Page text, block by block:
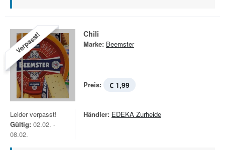
Verpasst! Chili
Marke: Beemster
Preis: € 1,99
Leider verpasst!
Gültig: 02.02. -
08.02.
Händler: EDEKA Zurheide